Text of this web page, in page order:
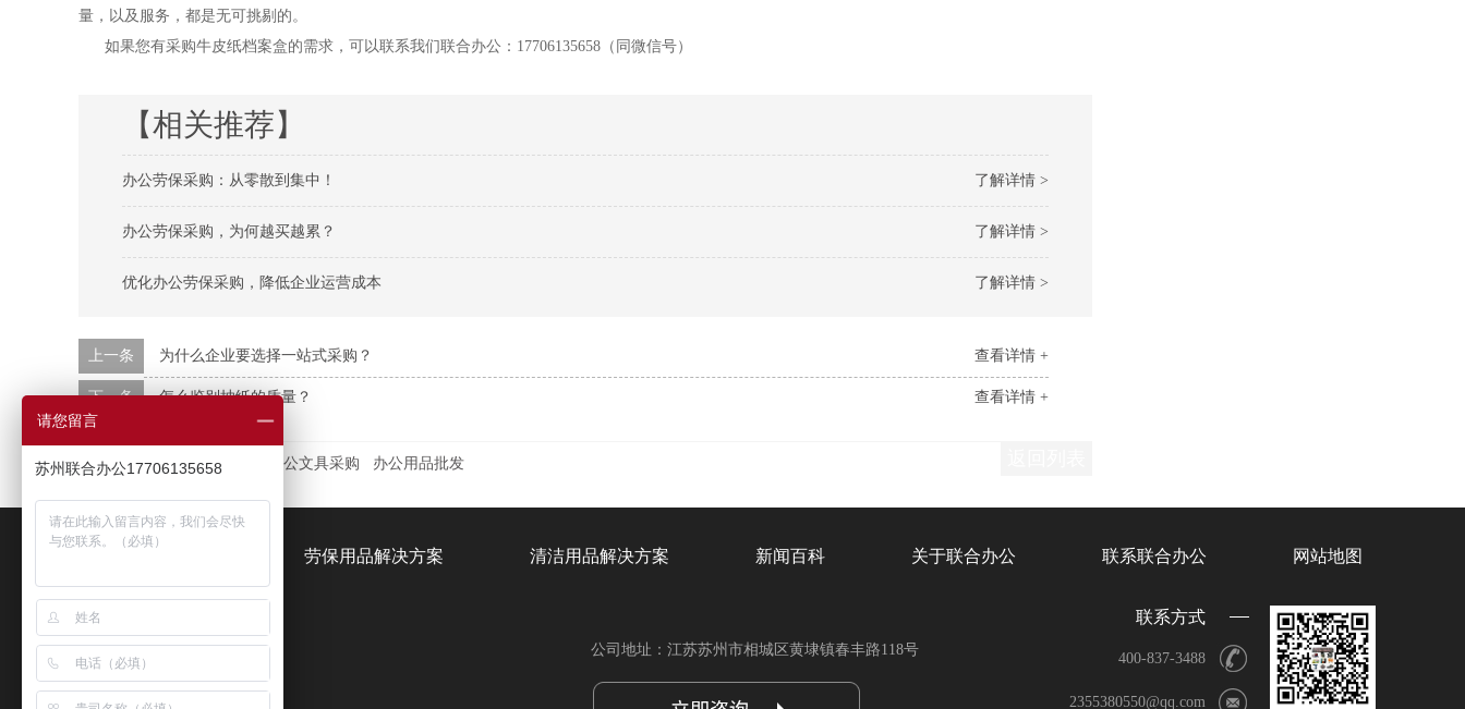
量，以及服务，都是无可挑剔的。
如果您有采购牛皮纸档案盒的需求，可以联系我们联合办公：17706135658（同微信号）
【相关推荐】
了解详情 >
办公劳保采购：从零散到集中！
了解详情 >
办公劳保采购，为何越买越累？
了解详情 >
优化办公劳保采购，降低企业运营成本
查看详情 +
上一条 为什么企业要选择一站式采购？
查看详情 +
下一条 怎么鉴别抽纸的质量？
本文标签： 牛皮纸档案盒 办公文具采购 办公用品批发
劳保用品解决方案 清洁用品解决方案 新闻百科 关于联合办公 联系联合办公 网站地图
联系方式
400-837-3488
2355380550@qq.com
公司地址：江苏苏州市相城区黄埭镇春丰路118号
请您留言
苏州联合办公17706135658